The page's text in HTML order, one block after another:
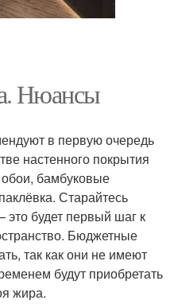
Нюансы
в первую очередь
настенного покрытия
бамбуковые
Старайтесь
это будет первый шаг к
Бюджетные
так как они не имеют
будут приобретать
жира.